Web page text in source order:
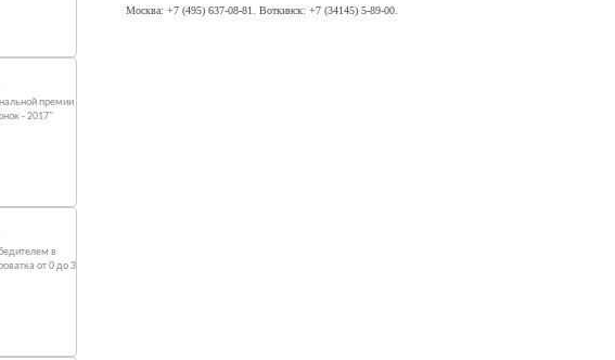
премии
- 2017"
в
от 0 до 3
Москва: +7 (495) 637-08-81. Воткинск: +7 (34145) 5-89-00.